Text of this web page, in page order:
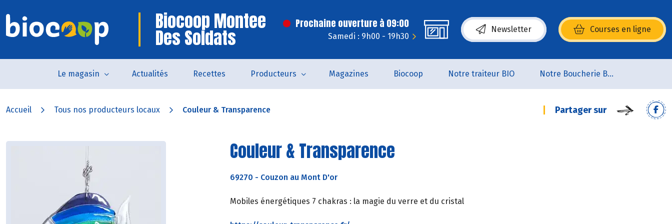
Biocoop Montee
Des Soldats
Prochaine ouverture à 09:00
Samedi : 9h00 - 19h30
Newsletter Courses en ligne
(s’ouvre dans une nouvelle fenêtre)
Le magasin Actualités Recettes Producteurs Magazines Biocoop Notre traiteur BIO Notre Boucherie BIO
Accueil Tous nos producteurs locaux Couleur & Transparence Partager sur
Couleur & Transparence
69270 - Couzon au Mont D'or
Mobiles énergétiques 7 chakras : la magie du verre et du cristal